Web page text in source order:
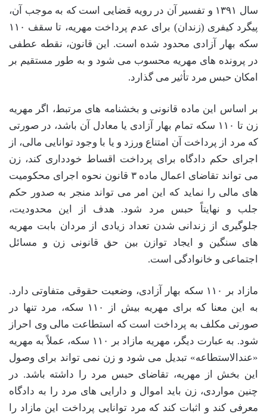
سال ۱۳۹۱ و تفسیر آن در رویه قضایی است که به موجب آن،
پیگرد کیفری (زندان) برای عدم پرداخت مهریه، تا سقف ۱۱۰
سکه بهار آزادی محدود شده است. این قانون، نقطه عطفی
در پرونده های مهریه محسوب می شود و به طور مستقیم بر
امکان حبس مرد تأثیر می گذارد.
بر اساس این ماده قانونی و بخشنامه های مرتبط، اگر مهریه
زن تا ۱۱۰ سکه تمام بهار آزادی یا معادل آن باشد، در صورتی
که مرد از پرداخت آن امتناع ورزد و یا با وجود توانایی مالی، از
اجرای حکم دادگاه برای پرداخت اقساط خودداری کند، زن
می تواند تقاضای اعمال ماده ۳ قانون نحوه اجرای محکومیت
های مالی را نماید که این امر می تواند منجر به صدور حکم
جلب و نهایتاً حبس مرد شود. هدف از این محدودیت،
جلوگیری از زندانی شدن تعداد زیادی از مردان بابت مهریه
های سنگین و ایجاد توازن بین حق قانونی زن و مسائل
اجتماعی و خانوادگی است.
مازاد بر ۱۱۰ سکه بهار آزادی، وضعیت حقوقی متفاوتی دارد.
به این معنا که برای مهریه بیش از ۱۱۰ سکه، مرد تنها در
صورتی مکلف به پرداخت است که استطاعت مالی وی احراز
شود. به عبارت دیگر، مهریه مازاد بر ۱۱۰ سکه، عملاً به مهریه
«عندالاستطاعه» تبدیل می شود و زن نمی تواند برای وصول
این بخش از مهریه، تقاضای حبس مرد را داشته باشد. در
چنین مواردی، زن باید اموال و دارایی های مرد را به دادگاه
معرفی کند و اثبات کند که مرد توانایی پرداخت این مازاد را